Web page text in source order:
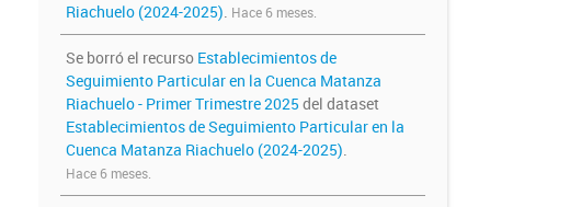
Riachuelo (2024-2025). Hace 6 meses.
Se borró el recurso Establecimientos de
Seguimiento Particular en la Cuenca Matanza
Riachuelo - Primer Trimestre 2025 del dataset
Establecimientos de Seguimiento Particular en la
Cuenca Matanza Riachuelo (2024-2025).
Hace 6 meses.